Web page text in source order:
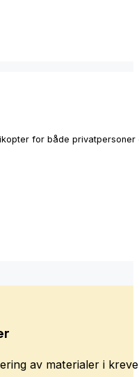
for både privatpersoner
av materialer i